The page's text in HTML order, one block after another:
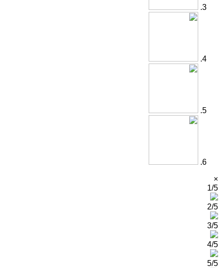
×
1/5
2/5
3/5
4/5
5/5